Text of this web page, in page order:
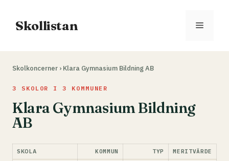
innehåll
Skollistan Meny
Skolkoncerner › Klara Gymnasium Bildning AB
3 SKOLOR I 3 KOMMUNER
Klara Gymnasium Bildning
AB
SKOLA KOMMUN TYP MERITVÄRDE